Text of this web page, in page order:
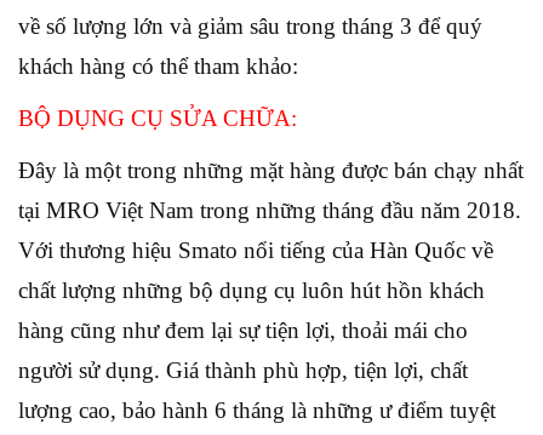
về số lượng lớn và giảm sâu trong tháng 3 để quý
khách hàng có thể tham khảo:
BỘ DỤNG CỤ SỬA CHỮA:
Đây là một trong những mặt hàng được bán chạy nhất
tại MRO Việt Nam trong những tháng đầu năm 2018.
Với thương hiệu Smato nổi tiếng của Hàn Quốc về
chất lượng những bộ dụng cụ luôn hút hồn khách
hàng cũng như đem lại sự tiện lợi, thoải mái cho
người sử dụng. Giá thành phù hợp, tiện lợi, chất
lượng cao, bảo hành 6 tháng là những ư điểm tuyệt